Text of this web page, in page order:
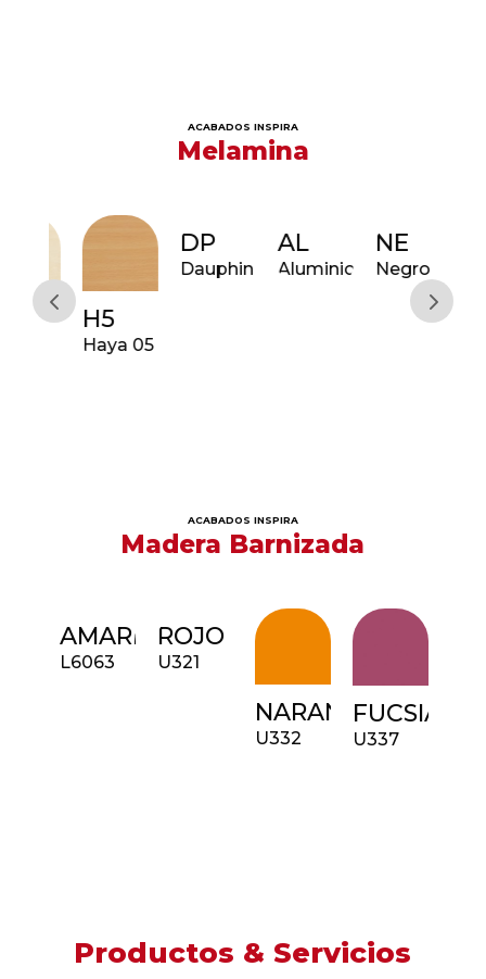
ACABADOS INSPIRA
Melamina
H5
Haya 05
DP
Dauphin
AL
Aluminio
NE
Negro
R6
ACABADOS INSPIRA
Madera Barnizada
AMARILLO
L6063
ROJO
U321
NARANJA
U332
FUCSIA
U337
Productos & Servicios